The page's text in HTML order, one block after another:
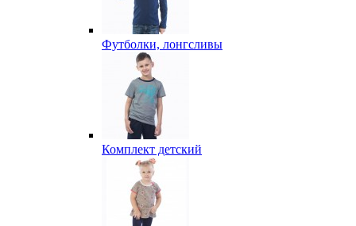
Футболки, лонгсливы
Комплект детский